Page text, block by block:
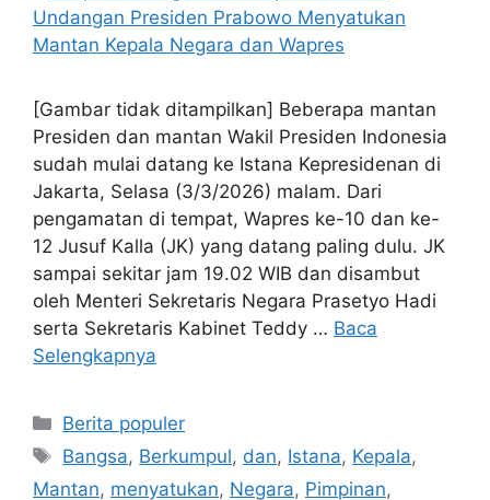
[Gambar tidak ditampilkan] Beberapa mantan
Presiden dan mantan Wakil Presiden Indonesia
sudah mulai datang ke Istana Kepresidenan di
Jakarta, Selasa (3/3/2026) malam. Dari
pengamatan di tempat, Wapres ke-10 dan ke-
12 Jusuf Kalla (JK) yang datang paling dulu. JK
sampai sekitar jam 19.02 WIB dan disambut
oleh Menteri Sekretaris Negara Prasetyo Hadi
serta Sekretaris Kabinet Teddy … Baca
Selengkapnya
Kategori
Berita populer
Tag
Bangsa, Berkumpul, dan, Istana, Kepala,
Mantan, menyatukan, Negara, Pimpinan,